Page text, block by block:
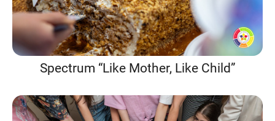
Spectrum “Like Mother, Like Child”